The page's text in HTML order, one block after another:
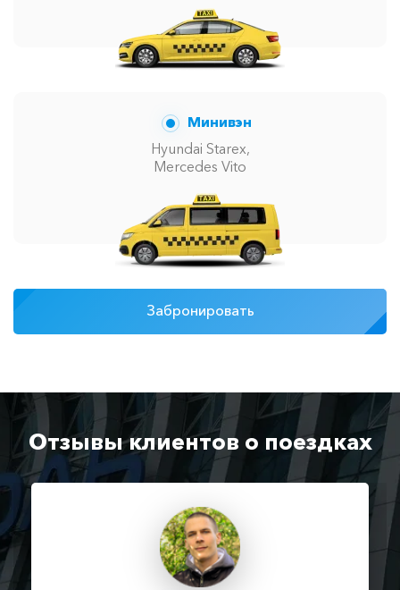
Минивэн
Hyundai Starex,
Mercedes Vito
Забронировать
Отзывы клиентов о поездках